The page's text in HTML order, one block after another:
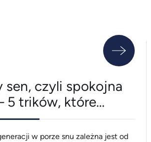
sen, czyli spokojna
5 trików, które
przed
się spać
w porze snu zależna jest od